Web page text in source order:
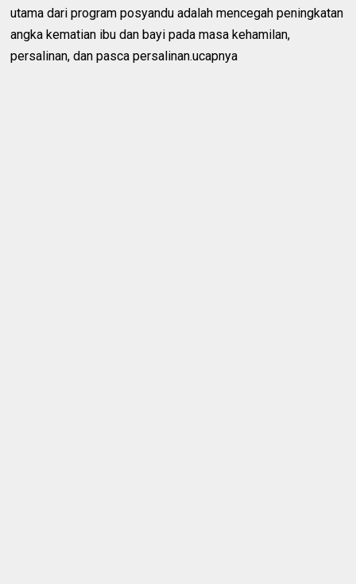
utama dari program posyandu adalah mencegah peningkatan
angka kematian ibu dan bayi pada masa kehamilan,
persalinan, dan pasca persalinan.ucapnya